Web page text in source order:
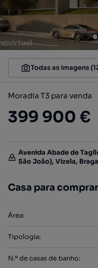
Todas as imagens
Moradia T3 para venda
399 900 €
Avenida Abade de
São João), Vizela, Braga
Casa para comprar
Área:
Tipologia:
N.º de casas de banho: